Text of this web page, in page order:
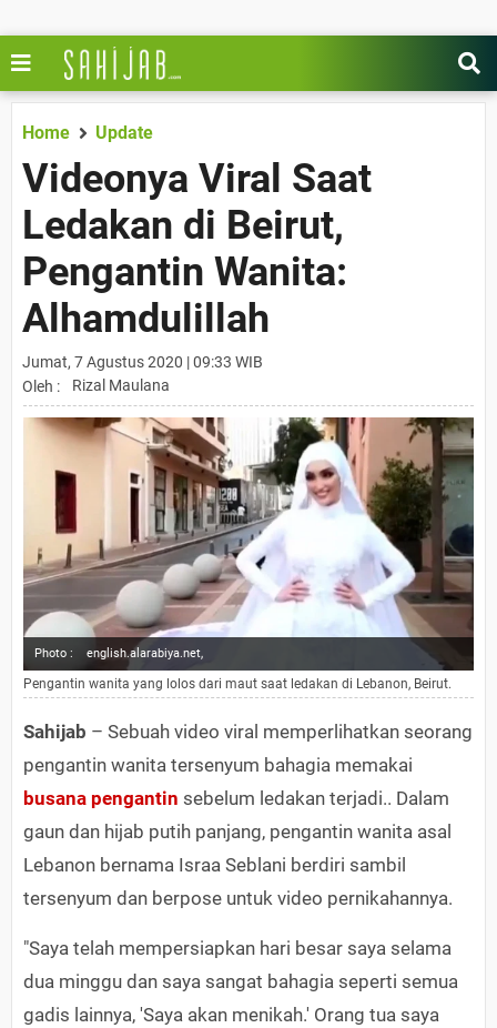
Home Update
Videonya Viral Saat
Ledakan di Beirut,
Pengantin Wanita:
Alhamdulillah
Jumat, 7 Agustus 2020 | 09:33 WIB
Oleh :
Rizal Maulana
Photo : english.alarabiya.net,
Pengantin wanita yang lolos dari maut saat ledakan di Lebanon, Beirut.
Sahijab – Sebuah video viral memperlihatkan seorang
pengantin wanita tersenyum bahagia memakai
busana pengantin sebelum ledakan terjadi.. Dalam
gaun dan hijab putih panjang, pengantin wanita asal
Lebanon bernama Israa Seblani berdiri sambil
tersenyum dan berpose untuk video pernikahannya.
"Saya telah mempersiapkan hari besar saya selama
dua minggu dan saya sangat bahagia seperti semua
gadis lainnya, 'Saya akan menikah.' Orang tua saya